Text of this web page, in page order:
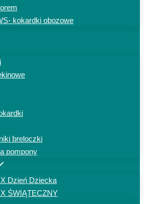
kokardki obozowe
breloczki
pompony
Dzień Dziecka
ŚWIĄTECZNY